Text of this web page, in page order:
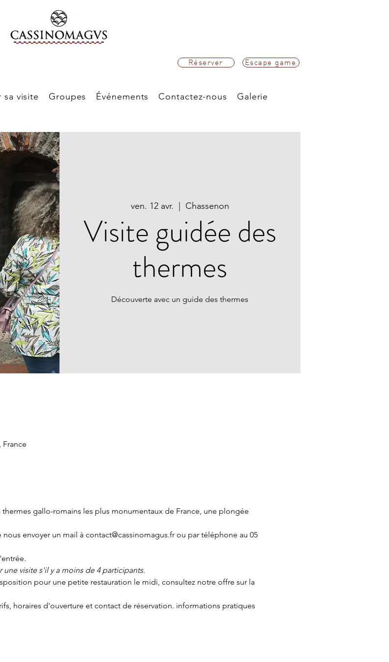
Réserver Escape game
sa visite Groupes Événements Contactez-nous Galerie
ven. 12 avr.
  |
Chassenon
Visite guidée des
thermes
Découverte avec un guide des thermes
France
gallo-romains les plus monumentaux de France, une plongée
envoyer un mail à contact@cassinomagus.fr ou par téléphone au 05
visite s'il y a moins de 4 participants.
pour une petite restauration le midi, consultez notre offre sur la
horaires d'ouverture et contact de réservation. informations pratiques